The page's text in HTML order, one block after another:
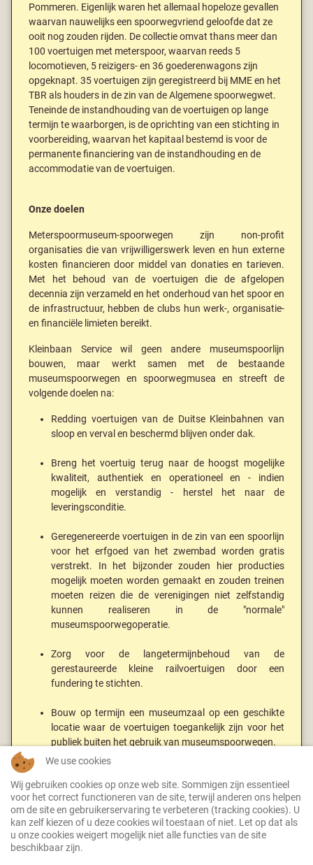
Pommeren. Eigenlijk waren het allemaal hopeloze gevallen
waarvan nauwelijks een spoorwegvriend geloofde dat ze
ooit nog zouden rijden. De collectie omvat thans meer dan
100 voertuigen met meterspoor, waarvan reeds 5
locomotieven, 5 reizigers- en 36 goederenwagons zijn
opgeknapt. 35 voertuigen zijn geregistreerd bij MME en het
TBR als houders in de zin van de Algemene spoorwegwet.
Teneinde de instandhouding van de voertuigen op lange
termijn te waarborgen, is de oprichting van een stichting in
voorbereiding, waarvan het kapitaal bestemd is voor de
permanente financiering van de instandhouding en de
accommodatie van de voertuigen.
Onze doelen
Meterspoormuseum-spoorwegen zijn non-profit
organisaties die van vrijwilligerswerk leven en hun externe
kosten financieren door middel van donaties en tarieven.
Met het behoud van de voertuigen die de afgelopen
decennia zijn verzameld en het onderhoud van het spoor en
de infrastructuur, hebben de clubs hun werk-, organisatie-
en financiële limieten bereikt.
Kleinbaan Service wil geen andere museumspoorlijn
bouwen, maar werkt samen met de bestaande
museumspoorwegen en spoorwegmusea en streeft de
volgende doelen na:
Redding voertuigen van de Duitse Kleinbahnen van
sloop en verval en beschermd blijven onder dak.
Breng het voertuig terug naar de hoogst mogelijke
kwaliteit, authentiek en operationeel en - indien
mogelijk en verstandig - herstel het naar de
leveringsconditie.
Geregenereerde voertuigen in de zin van een spoorlijn
voor het erfgoed van het zwembad worden gratis
verstrekt. In het bijzonder zouden hier producties
mogelijk moeten worden gemaakt en zouden treinen
moeten reizen die de verenigingen niet zelfstandig
kunnen realiseren in de "normale"
museumspoorwegoperatie.
Zorg voor de langetermijnbehoud van de
gerestaureerde kleine railvoertuigen door een
fundering te stichten.
Bouw op termijn een museumzaal op een geschikte
locatie waar de voertuigen toegankelijk zijn voor het
publiek buiten het gebruik van museumspoorwegen.
spoorwegen en ondersteun de clubs in projecten die
hun eigen middelen overschrijden.
Kleinbaan Service is lid van VDMT e. V.
We use cookies
Wij gebruiken cookies op onze web site. Sommigen zijn essentieel
voor het correct functioneren van de site, terwijl anderen ons helpen
om de site en gebruikerservaring te verbeteren (tracking cookies). U
kan zelf kiezen of u deze cookies wil toestaan of niet. Let op dat als
u onze cookies weigert mogelijk niet alle functies van de site
beschikbaar zijn.